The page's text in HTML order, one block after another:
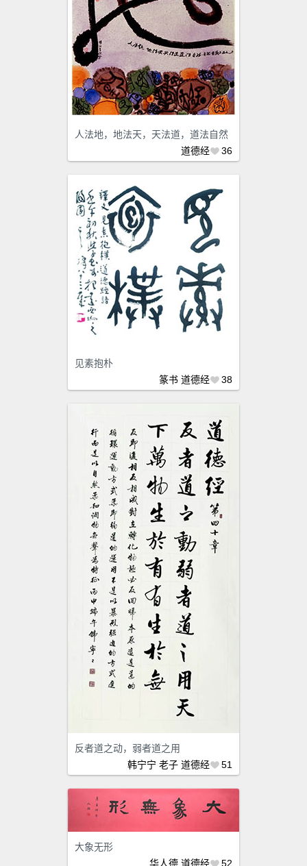
人法地，地法天，天法道，道法自然
道德经
36
见素抱朴
篆书 道德经 38
反者道之动，弱者道之用
韩宁宁 老子 道德经 51
大象无形
华人德 道德经 52